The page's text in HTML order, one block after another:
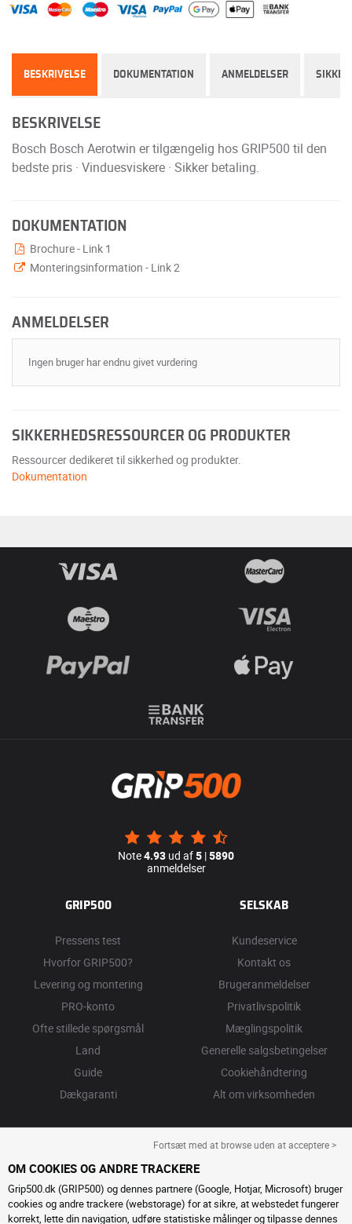
BESKRIVELSE DOKUMENTATION ANMELDELSER
BESKRIVELSE
Bosch Bosch Aerotwin er tilgængelig hos GRIP500 til den
bedste pris · Vinduesviskere · Sikker betaling.
DOKUMENTATION
Brochure - Link 1
Monteringsinformation - Link 2
ANMELDELSER
Ingen bruger har endnu givet vurdering
SIKKERHEDSRESSOURCER OG PRODUKTER
Ressourcer dedikeret til sikkerhed og produkter.
Dokumentation
Note4.93 ud af5 |5890
anmeldelser
GRIP500
Pressens test
Hvorfor GRIP500?
Levering og montering
PRO-konto
Ofte stillede spørgsmål
Land
Guide
Dækgaranti
SELSKAB
Kundeservice
Kontakt os
Brugeranmeldelser
Privatlivspolitik
Mæglingspolitik
Generelle salgsbetingelser
Cookiehåndtering
Alt om virksomheden
Fortsæt med at browse uden at acceptere >
OM COOKIES OG ANDRE TRACKERE
Grip500.dk (GRIP500) og dennes partnere (Google, Hotjar, Microsoft) bruger
cookies og andre trackere (webstorage) for at sikre, at webstedet fungerer
korrekt, lette din navigation, udføre statistiske målinger og tilpasse dennes